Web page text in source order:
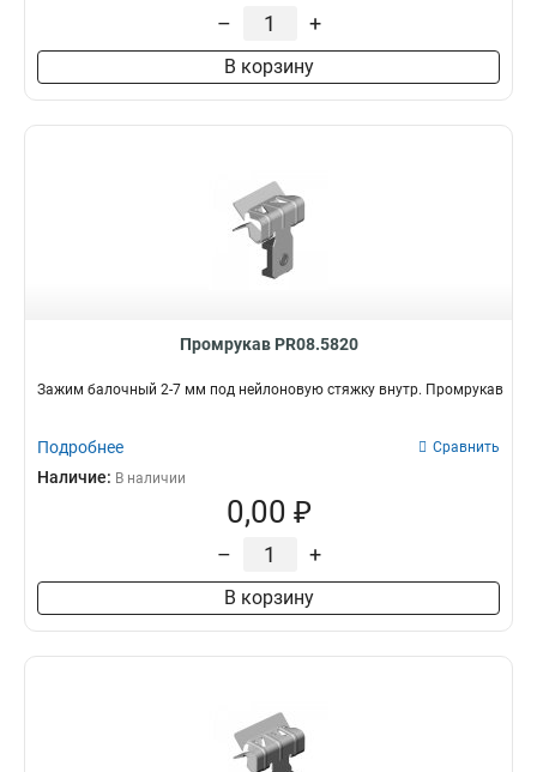
– +
В корзину
Промрукав PR08.5820
Зажим балочный 2-7 мм под нейлоновую стяжку внутр. Промрукав
Подробнее Сравнить
Наличие: В наличии
0,00 ₽
– +
В корзину